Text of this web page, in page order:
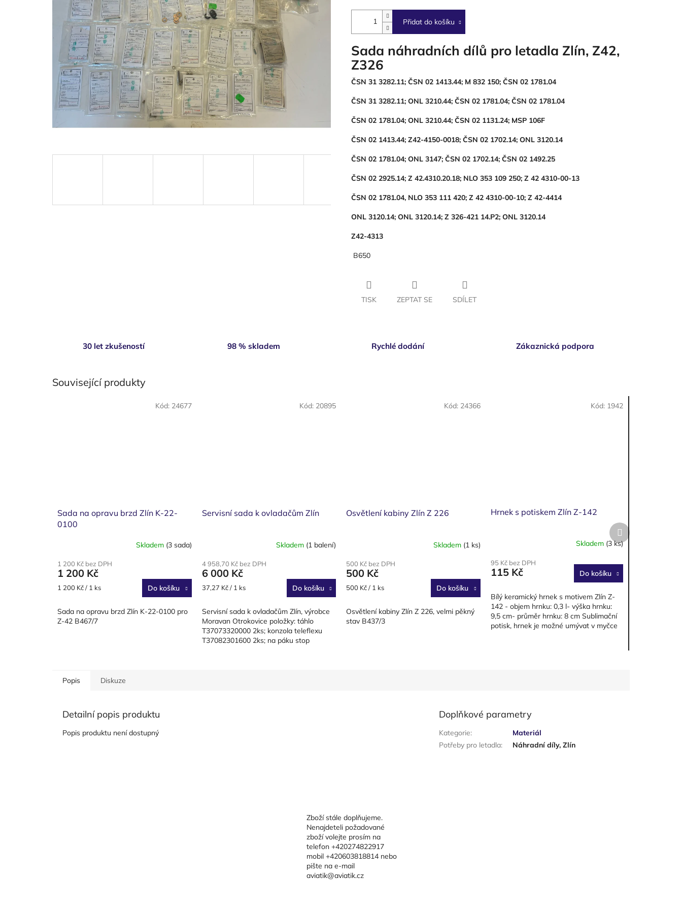
Přidat do košíku
Sada náhradních dílů pro letadla Zlín, Z42,
Z326
ČSN 31 3282.11; ČSN 02 1413.44; M 832 150; ČSN 02 1781.04
ČSN 31 3282.11; ONL 3210.44; ČSN 02 1781.04; ČSN 02 1781.04
ČSN 02 1781.04; ONL 3210.44; ČSN 02 1131.24; MSP 106F
ČSN 02 1413.44; Z42-4150-0018; ČSN 02 1702.14; ONL 3120.14
ČSN 02 1781.04; ONL 3147; ČSN 02 1702.14; ČSN 02 1492.25
ČSN 02 2925.14; Z 42.4310.20.18; NLO 353 109 250; Z 42 4310-00-13
ČSN 02 1781.04, NLO 353 111 420; Z 42 4310-00-10; Z 42-4414
ONL 3120.14; ONL 3120.14; Z 326-421 14.P2; ONL 3120.14
Z42-4313
B650
TISK ZEPTAT SE SDÍLET
30 let zkušeností 98 % skladem Rychlé dodání Zákaznická podpora
Související produkty
Sada na opravu brzd Zlín K-22-
0100
Skladem (3 sada)
1 200 Kč bez DPH
1 200 Kč
Měrná
1 200 Kč / 1 ks Do košíku
Sada na opravu brzd Zlín K-22-0100 pro
Z-42 B467/7
Kód: 24677
Servisní sada k ovladačům Zlín
Skladem (1 balení)
4 958,70 Kč bez DPH
6 000 Kč
Měrná
37,27 Kč / 1 ks Do košíku
Servisní sada k ovladačům Zlín, výrobce
Moravan Otrokovice položky: táhlo
T37073320000 2ks; konzola teleflexu
T37082301600 2ks; na páku stop
Kód: 20895
Osvětlení kabiny Zlín Z 226
Skladem (1 ks)
500 Kč bez DPH
500 Kč
Měrná
500 Kč / 1 ks Do košíku
Osvětlení kabiny Zlín Z 226, velmi pěkný
stav B437/3
Kód: 24366
Hrnek s potiskem Zlín Z-142
Skladem (3 ks)
95 Kč bez DPH
115 Kč Do košíku
Bílý keramický hrnek s motivem Zlín Z-
142 - objem hrnku: 0,3 l- výška hrnku:
9,5 cm- průměr hrnku: 8 cm Sublimační
potisk, hrnek je možné umývat v myčce
Kód: 1942
Další
produkt
Popis Diskuze
Detailní popis produktu
Popis produktu není dostupný
Doplňkové parametry
Kategorie:
Materiál
Potřeby pro letadla: Náhradní díly, Zlín
Zboží stále doplňujeme.
Nenajdeteli požadované
zboží volejte prosím na
telefon +420274822917
mobil +420603818814 nebo
pište na e-mail
aviatik@aviatik.cz